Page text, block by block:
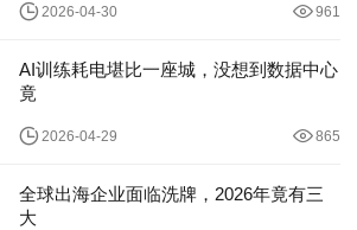
2026-04-30 961
AI训练耗电堪比一座城，没想到数据中心
竟
2026-04-29 865
全球出海企业面临洗牌，2026年竟有三
大